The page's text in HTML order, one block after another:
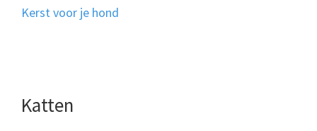
Kerst voor je hond
Katten